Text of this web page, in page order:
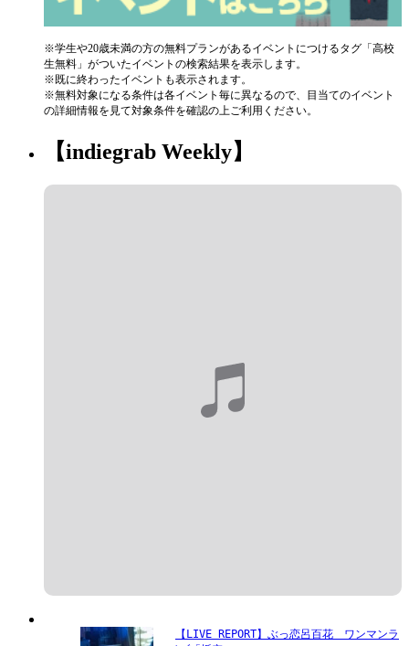
※学生や20歳未満の方の無料プランがあるイベントにつけるタグ「高校
生無料」がついたイベントの検索結果を表示します。
※既に終わったイベントも表示されます。
※無料対象になる条件は各イベント毎に異なるので、目当てのイベント
の詳細情報を見て対象条件を確認の上ご利用ください。
【indiegrab Weekly】
【LIVE REPORT】ぶっ恋呂百花　ワンマンラ